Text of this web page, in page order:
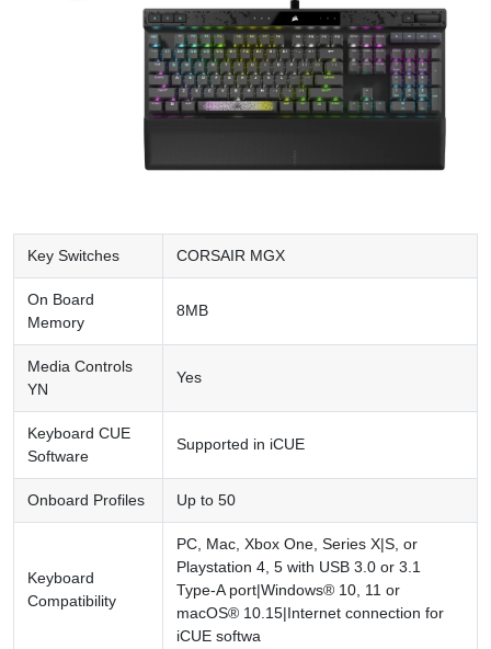
Key Switches CORSAIR MGX
On Board
Memory
8MB
Media Controls
YN
Yes
Keyboard CUE
Software
Supported in iCUE
Onboard Profiles Up to 50
Keyboard
Compatibility
PC, Mac, Xbox One, Series X|S, or
Playstation 4, 5 with USB 3.0 or 3.1
Type-A port|Windows® 10, 11 or
macOS® 10.15|Internet connection for
iCUE softwa